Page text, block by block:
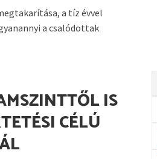
a tíz évvel
a csalódottak
IS
CÉLÚ